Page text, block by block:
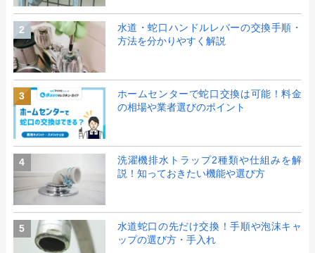
2
水道・蛇口ハンドルレバーの交換手順・
方法を分かりやすく解説
3
ホームセンターで蛇口交換は可能！料金
の相場や業者選びのポイント
4
洗濯機排水トラップ2種類や仕組みを解
説！知っておきたい機能や選び方
5
水道蛇口の先だけ交換！手順や泡沫キャ
ップの選び方・手入れ